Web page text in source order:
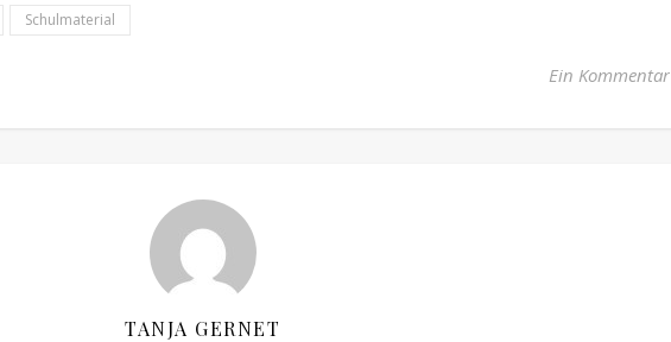
Schulmaterial
Ein Kommentar
TANJA GERNET